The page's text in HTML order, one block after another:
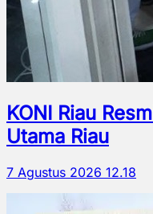
KONI Riau
Utama Riau
7 Agustus 2026 12.18